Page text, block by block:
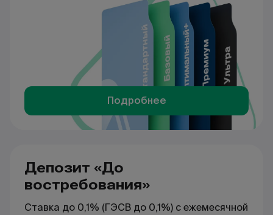
Подробнее
Депозит «До
востребования»
Ставка до 0,1% (ГЭСВ до 0,1%) с ежемесячной